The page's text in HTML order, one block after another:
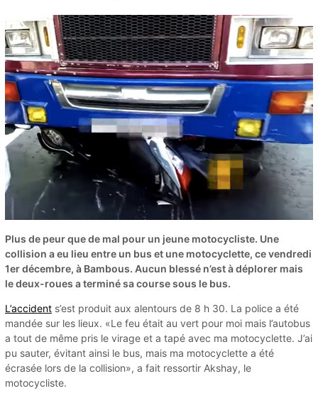
Plus de peur que de mal pour un jeune motocycliste. Une
collision a eu lieu entre un bus et une motocyclette, ce vendredi
1er décembre, à Bambous. Aucun blessé n’est à déplorer mais
le deux-roues a terminé sa course sous le bus.
L’accident s’est produit aux alentours de 8 h 30. La police a été
mandée sur les lieux. «Le feu était au vert pour moi mais l’autobus
a tout de même pris le virage et a tapé avec ma motocyclette. J’ai
pu sauter, évitant ainsi le bus, mais ma motocyclette a été
écrasée lors de la collision», a fait ressortir Akshay, le
motocycliste.